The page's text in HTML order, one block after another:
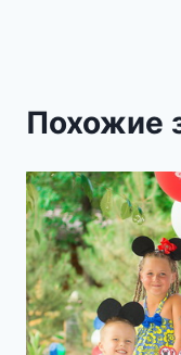
Похожие